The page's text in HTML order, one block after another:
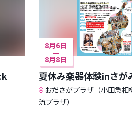
8月6日
8月8日
夏休み楽器体験inさが
おださがプラザ（小田急相
流プラザ）